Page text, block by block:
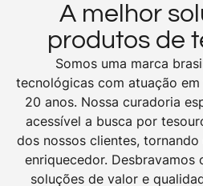
A melhor
produtos de
Somos uma marca
tecnológicas com atuação
20 anos. Nossa curadoria
acessível a busca por
dos nossos clientes,
enriquecedor. Desbravamos
soluções de valor e